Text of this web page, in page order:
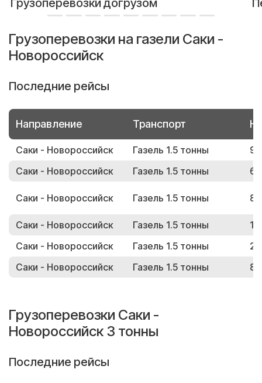
Грузоперевозки догрузом
Грузоперевозки на газели Саки -
Новороссийск
Последние рейсы
Направление Транспорт
Саки - Новороссийск Газель 1.5 тонны
Саки - Новороссийск
Газель 1.5 тонны
Саки - Новороссийск Газель 1.5 тонны
Саки - Новороссийск Газель 1.5 тонны
Саки - Новороссийск
Газель 1.5 тонны
Саки - Новороссийск
Газель 1.5 тонны
Грузоперевозки Саки -
Новороссийск 3 тонны
Последние рейсы